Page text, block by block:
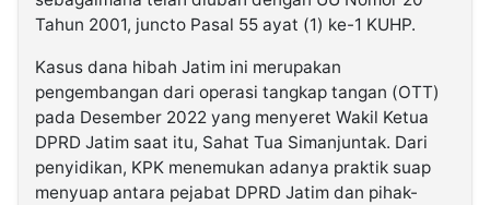
Tahun 2001, juncto Pasal 55 ayat (1) ke-1 KUHP.
Kasus dana hibah Jatim ini merupakan
pengembangan dari operasi tangkap tangan (OTT)
pada Desember 2022 yang menyeret Wakil Ketua
DPRD Jatim saat itu, Sahat Tua Simanjuntak. Dari
penyidikan, KPK menemukan adanya praktik suap
menyuap antara pejabat DPRD Jatim dan pihak-